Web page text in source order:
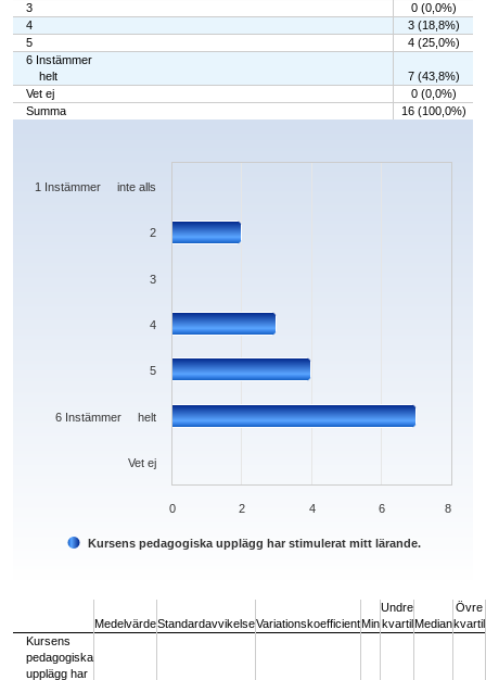
3
0 (0,0%)
4
3 (18,8%)
5
4 (25,0%)
6 Instämmer
helt
7 (43,8%)
Vet ej
0 (0,0%)
Summa
16 (100,0%)
Chart
The chart has 1 X axis displaying categories.
Kursens pedagogiska upplägg har stimulerat mitt lärande.
Vet ej
6 Instämmer helt
5
4
3
2
1 Instämmer inte alls
0 2 4 6 8
MedelvärdeStandardavvikelseVariationskoefficientMin
Undre
kvartil Median
Övre
kvartil
Kursens
pedagogiska
upplägg har